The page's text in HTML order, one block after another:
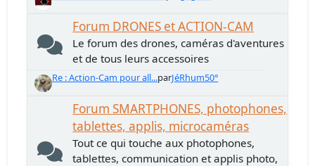
Forum DRONES et ACTION-CAM
Le forum des drones, caméras d'aventures
et de tous leurs accessoires
Re : Action-Cam pour all...parJéRhum50°
Forum SMARTPHONES, photophones,
tablettes, applis, microcaméras
Tout ce qui touche aux photophones,
tablettes, communication et applis photo,